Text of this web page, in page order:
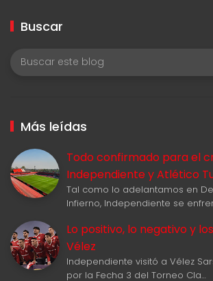
Buscar
Más leídas
Todo confirmado para el
Independiente y Atlético
Tal como lo adelantamos en
Infierno, Independiente se
Lo positivo, lo negativo y
Vélez
Independiente visitó a Vélez
por la Fecha 3 del Torneo Cla…